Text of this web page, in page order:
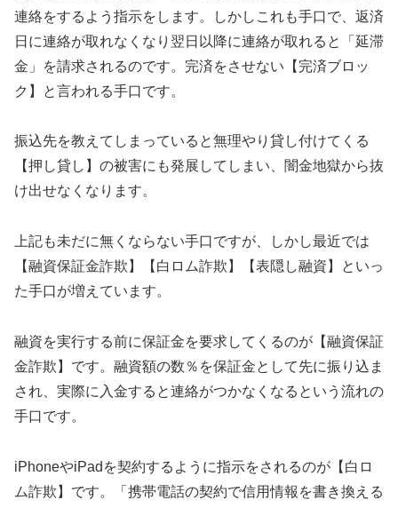
連絡をするよう指示をします。しかしこれも手口で、返済
日に連絡が取れなくなり翌日以降に連絡が取れると「延滞
金」を請求されるのです。完済をさせない【完済ブロッ
ク】と言われる手口です。
振込先を教えてしまっていると無理やり貸し付けてくる
【押し貸し】の被害にも発展してしまい、闇金地獄から抜
け出せなくなります。
上記も未だに無くならない手口ですが、しかし最近では
【融資保証金詐欺】【白ロム詐欺】【表隠し融資】といっ
た手口が増えています。
融資を実行する前に保証金を要求してくるのが【融資保証
金詐欺】です。融資額の数％を保証金として先に振り込ま
され、実際に入金すると連絡がつかなくなるという流れの
手口です。
iPhoneやiPadを契約するように指示をされるのが【白ロ
ム詐欺】です。「携帯電話の契約で信用情報を書き換える